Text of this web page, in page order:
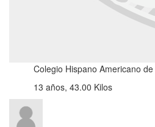
Colegio Hispano Americano
13 años, 43.00 Kilos